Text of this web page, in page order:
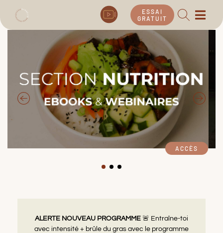
ESSAI
GRATUIT
ACCÈS
ALERTE NOUVEAU PROGRAMME 🚨 Entraîne-toi
avec intensité + brûle du gras avec le programme